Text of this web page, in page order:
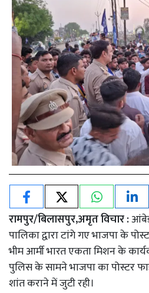
रामपुर/बिलासपुर,अमृत विचार :
पालिका द्वारा टांगे गए भाजपा के
भीम आर्मी भारत एकता मिशन के
पुलिस के सामने भाजपा का पोस्टर
शांत कराने में जुटी रही।